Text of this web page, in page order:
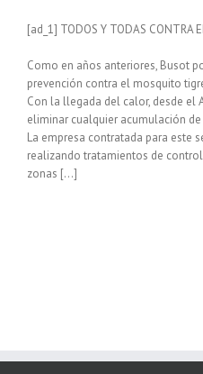
[ad_1] TODOS Y TODAS CONTRA
Como en años anteriores, Busot
prevención contra el mosquito
Con la llegada del calor, desde el
eliminar cualquier acumulación
La empresa contratada para este
realizando tratamientos de
zonas […]